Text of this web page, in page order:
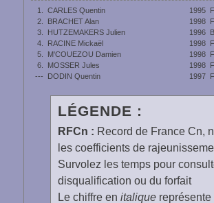
1. CARLES Quentin 1995
2.
BRACHET Alan 1998
3.
HUTZEMAKERS Julien 1996
4.
RACINE Mickaël 1998
5.
M'COUEZOU Damien 1998
6.
MOSSER Jules 1998
---
DODIN Quentin 1997
LÉGENDE :
RFCn : Record de France Cn,
les coefficients de
Survolez les temps pour
disqualification ou du forfait
Le chiffre en italiquereprésente